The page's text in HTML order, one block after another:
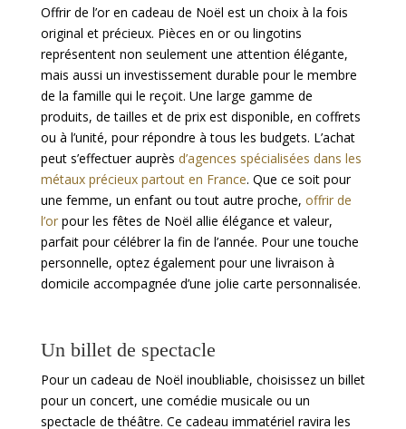
Offrir de l’or en cadeau de Noël est un choix à la fois
original et précieux. Pièces en or ou lingotins
représentent non seulement une attention élégante,
mais aussi un investissement durable pour le membre
de la famille qui le reçoit. Une large gamme de
produits, de tailles et de prix est disponible, en coffrets
ou à l’unité, pour répondre à tous les budgets. L’achat
peut s’effectuer auprès d’agences spécialisées dans les
métaux précieux partout en France. Que ce soit pour
une femme, un enfant ou tout autre proche, offrir de
l’orpour les fêtes de Noël allie élégance et valeur,
parfait pour célébrer la fin de l’année. Pour une touche
personnelle, optez également pour une livraison à
domicile accompagnée d’une jolie carte personnalisée.
Un billet de spectacle
Pour un cadeau de Noël inoubliable, choisissez un billet
pour un concert, une comédie musicale ou un
spectacle de théâtre. Ce cadeau immatériel ravira les